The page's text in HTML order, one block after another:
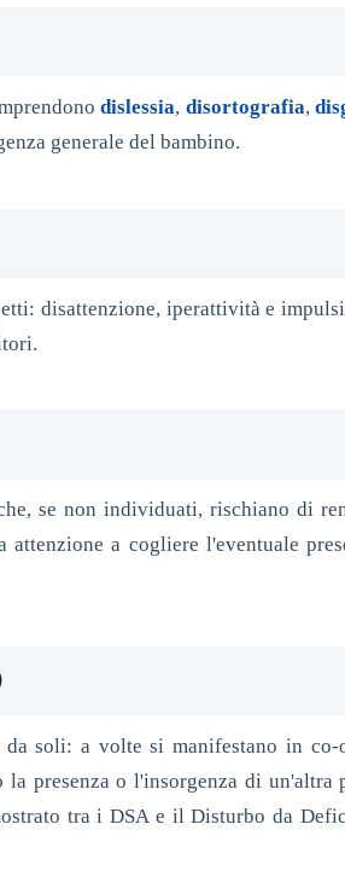
dislessia, disortografia,
generale del bambino.
disattenzione, iperattività e
se non individuati, rischiano di
attenzione a cogliere l'eventuale
soli: a volte si manifestano in
la presenza o l'insorgenza di un'altra
tra i DSA e il Disturbo da